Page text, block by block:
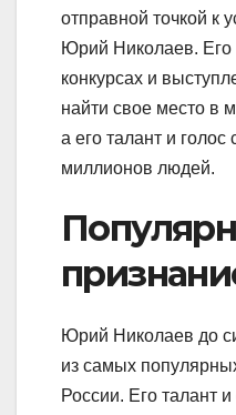
отправной точкой к
Юрий Николаев. Его
конкурсах и
найти свое место в
а его талант и
миллионов людей.
Юрий Николаев до
из самых
России. Его талант